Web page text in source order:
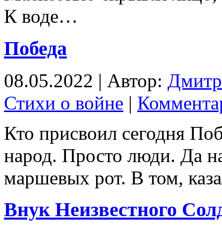
К воде…
Победа
08.05.2022 | Автор:
Стихи о войне |
Кто присвоил сегодня
народ. Просто люди. Да
маршевых рот. В том,
Внук Неизвестного